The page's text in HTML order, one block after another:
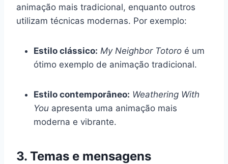
animação mais tradicional, enquanto outros
utilizam técnicas modernas. Por exemplo:
Estilo clássico: My Neighbor Totoro é um
ótimo exemplo de animação tradicional.
Estilo contemporâneo: Weathering With
You apresenta uma animação mais
moderna e vibrante.
3. Temas e mensagens